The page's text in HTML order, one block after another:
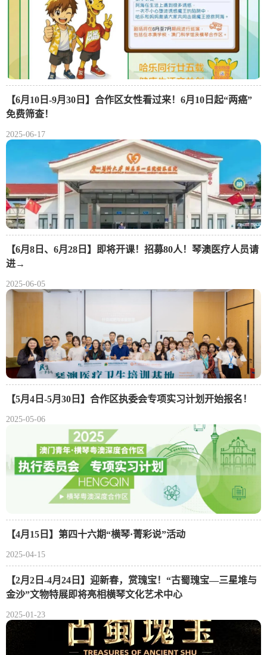
【6月10日-9月30日】合作区女性看过来！6月10日起“两癌”
免费筛查！
2025-06-17
【6月8日、6月28日】即将开课！招募80人！琴澳医疗人员请
进→
2025-06-05
【5月4日-5月30日】合作区执委会专项实习计划开始报名！
2025-05-06
【4月15日】第四十六期“横琴·菁彩说”活动
2025-04-15
【2月2日-4月24日】迎新春，赏瑰宝！“古蜀瑰宝—三星堆与
金沙”文物特展即将亮相横琴文化艺术中心
2025-01-23